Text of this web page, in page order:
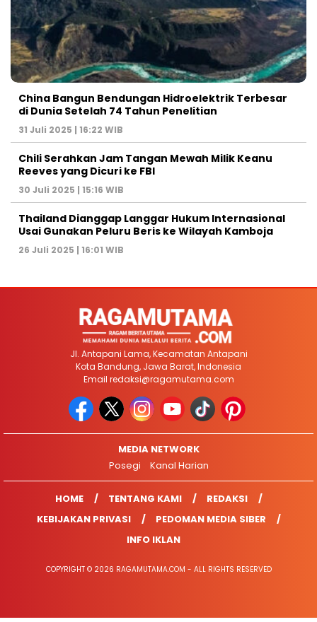
China Bangun Bendungan Hidroelektrik Terbesar
di Dunia Setelah 74 Tahun Penelitian
31 Juli 2025 | 16:22 WIB
Chili Serahkan Jam Tangan Mewah Milik Keanu
Reeves yang Dicuri ke FBI
30 Juli 2025 | 15:16 WIB
Thailand Dianggap Langgar Hukum Internasional
Usai Gunakan Peluru Beris ke Wilayah Kamboja
26 Juli 2025 | 16:01 WIB
Jl. Antapani Lama, Kecamatan Antapani
Kota Bandung, Jawa Barat, Indonesia
Email redaksi@ragamutama.com
MEDIA NETWORK
Posegi
Kanal Harian
HOME TENTANG KAMI
REDAKSI
KEBIJAKAN PRIVASI
PEDOMAN MEDIA SIBER
INFO IKLAN
COPYRIGHT © 2026 RAGAMUTAMA.COM - ALL RIGHTS RESERVED